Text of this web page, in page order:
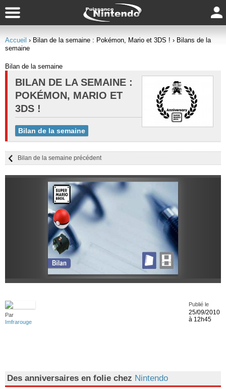
Accueil › Bilan de la semaine : Pokémon, Mario et 3DS ! › Bilans de la
semaine
Bilan de la semaine
BILAN DE LA SEMAINE :
POKÉMON, MARIO ET
3DS !
Bilan de la semaine
Bilan de la semaine précédent
Par
Imfrarouge
Publié le
25/09/2010
à 12h45
Des anniversaires en folie chez Nintendo